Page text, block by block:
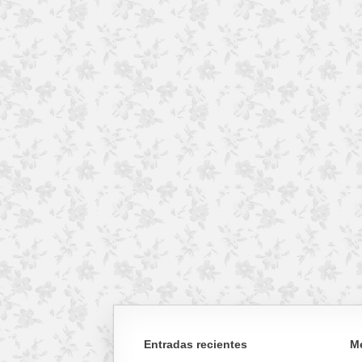
Entradas recientes